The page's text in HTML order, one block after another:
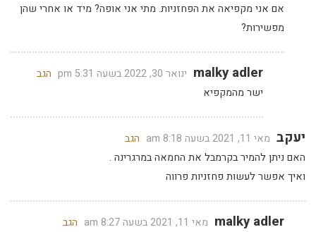
אם אני מקפיאה את הפחזניות. מתי אני אופה? מיד או אחרי שהן
מפשירות?
malky adler ינואר 30, 2022 בשעה 5:31 pm
הגב
ישר מהמקפיא
יעקב מאי 11, 2021 בשעה 8:18 am
הגב
האם ניתן להמיר בקרמבל את החמאה במרגרינה .
ואיך אפשר לעשות פחזניות פרווה
malky adler מאי 11, 2021 בשעה 8:27 am
הגב